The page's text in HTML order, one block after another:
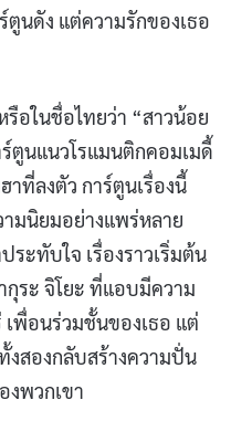
นดัง แต่ความรักของเธอ
รือในชื่อไทยว่า “สาวน้อย
ตูนแนวโรแมนติกคอมเมดี้
ที่ลงตัว การ์ตูนเรื่องนี้
มนิยมอย่างแพร่หลาย
ระทับใจ เรื่องราวเริ่มต้น
กุระ จิโยะ ที่แอบมีความ
เพื่อนร่วมชั้นของเธอ แต่
งสองกลับสร้างความปั่น
พวกเขา